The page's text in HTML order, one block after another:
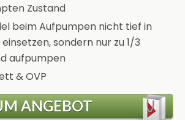
Zustand
beim Aufpumpen nicht tief in
sondern nur zu 1/3
aufpumpen
& OVP
ANGEBOT